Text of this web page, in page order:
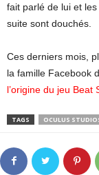
fait parlé de lui et
suite sont douchés.
Ces derniers mois,
la famille Facebook
l’origine du jeu Beat
TAGS OCULUS